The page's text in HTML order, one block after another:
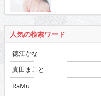
人気の検索ワード
徳江かな
真田まこと
RaMu